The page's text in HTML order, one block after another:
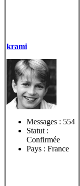
krami
Messages : 554
Statut :
Confirmée
Pays : France